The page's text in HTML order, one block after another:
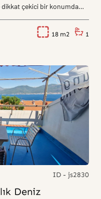
dikkat çekici bir konumda
18 1
ID - js2830
Deniz